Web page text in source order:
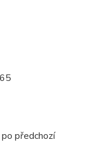
předchozí